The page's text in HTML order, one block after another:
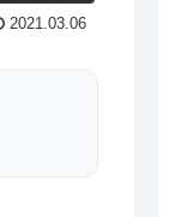
2021.03.06